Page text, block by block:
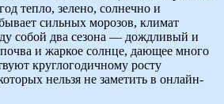
тепло, зелено, солнечно и
сильных морозов, климат
собой два сезона — дождливый и
и жаркое солнце, дающее много
круглогодичному росту
нельзя не заметить в онлайн-